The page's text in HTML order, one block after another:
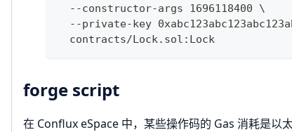
  --constructor-args 1696118400 \
--private-key
  contracts/Lock.sol:Lock
forge script
在 Conflux eSpace 中，某些操作码的 Gas 消耗是以